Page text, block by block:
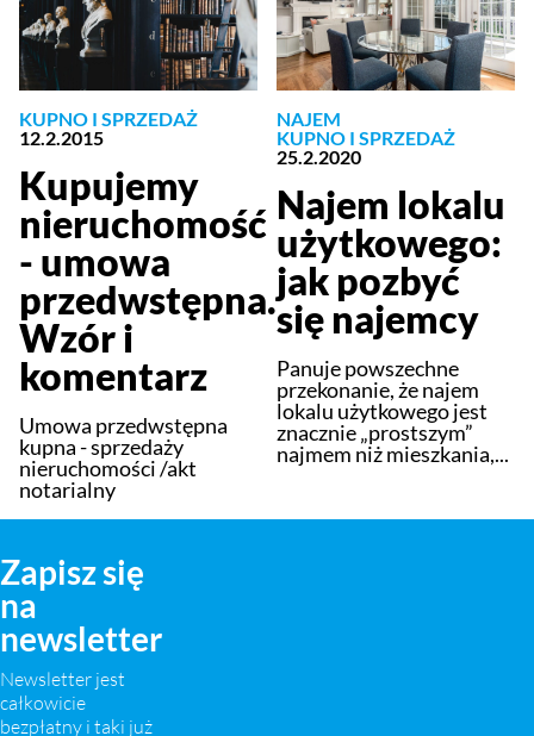
KUPNO I SPRZEDAŻ
12.2.2015
Kupujemy
nieruchomość
- umowa
przedwstępna.
Wzór i
komentarz
Umowa przedwstępna
kupna - sprzedaży
nieruchomości /akt
notarialny
NAJEM
KUPNO I SPRZEDAŻ
25.2.2020
Najem lokalu
użytkowego:
jak pozbyć
się najemcy
Panuje powszechne
przekonanie, że najem
lokalu użytkowego jest
znacznie „prostszym”
najmem niż mieszkania,...
Zapisz się
na
newsletter
Newsletter jest
całkowicie
bezpłatny i taki już